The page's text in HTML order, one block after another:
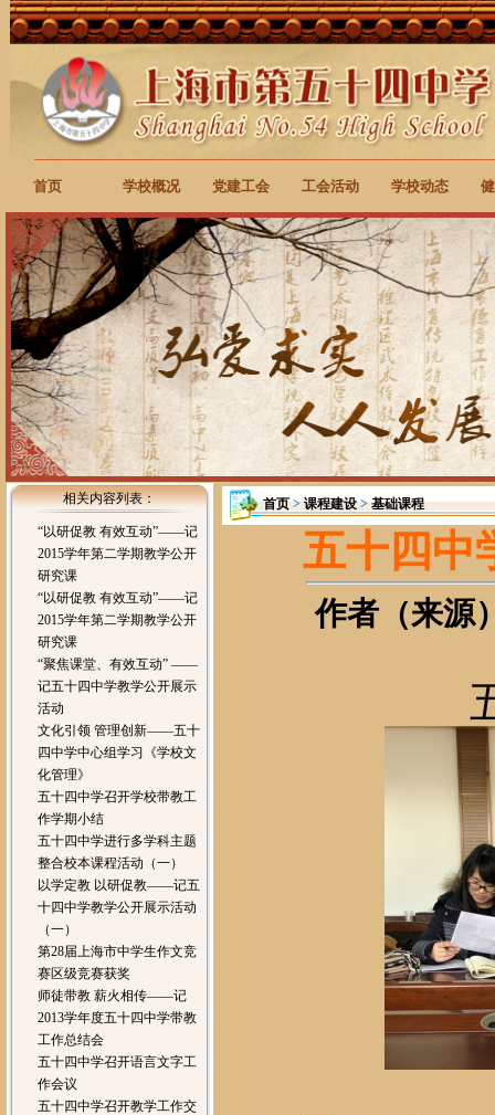
首页 学校概况 党建工会 工会活动 学校动态
相关内容列表：
“以研促教 有效互动”——记
2015学年第二学期教学公开
研究课
“以研促教 有效互动”——记
2015学年第二学期教学公开
研究课
“聚焦课堂、有效互动” ——
记五十四中学教学公开展示
活动
文化引领 管理创新——五十
四中学中心组学习《学校文
化管理》
五十四中学召开学校带教工
作学期小结
五十四中学进行多学科主题
整合校本课程活动（一）
以学定教 以研促教——记五
十四中学教学公开展示活动
（一）
第28届上海市中学生作文竞
赛区级竞赛获奖
师徒带教 薪火相传——记
2013学年度五十四中学带教
工作总结会
五十四中学召开语言文字工
作会议
五十四中学召开教学工作交
首页>课程建设>基础课程
五十四中
作者（来源